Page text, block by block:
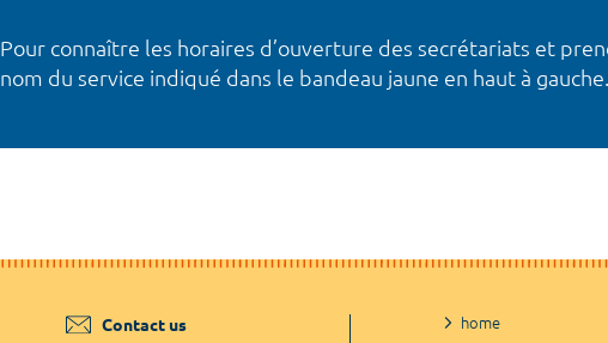
Pour connaître les horaires d’ouverture des secrétariats et
nom du service indiqué dans le bandeau jaune en haut à gauche.
Contact us home